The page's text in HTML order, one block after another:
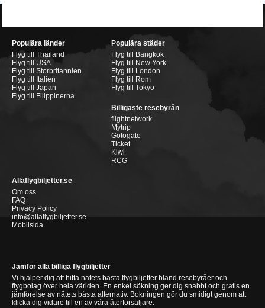
Populära länder
Flyg till Thailand
Flyg till USA
Flyg till Storbritannien
Flyg till Italien
Flyg till Japan
Flyg till Filippinerna
Populära städer
Flyg till Bangkok
Flyg till New York
Flyg till London
Flyg till Rom
Flyg till Tokyo
Billigaste resebyrån
flightnetwork
Mytrip
Gotogate
Ticket
Kiwi
RCG
Allaflygbiljetter.se
Om oss
FAQ
Privacy Policy
info@allaflygbiljetter.se
Mobilsida
Jämför alla billiga flygbiljetter
Vi hjälper dig att hitta nätets bästa flygbiljetter bland resebyråer och
flygbolag över hela världen. En enkel sökning ger dig snabbt och gratis en
jämförelse av nätets bästa alternativ. Bokningen gör du smidigt genom att
klicka dig vidare till en av våra återförsäljare.